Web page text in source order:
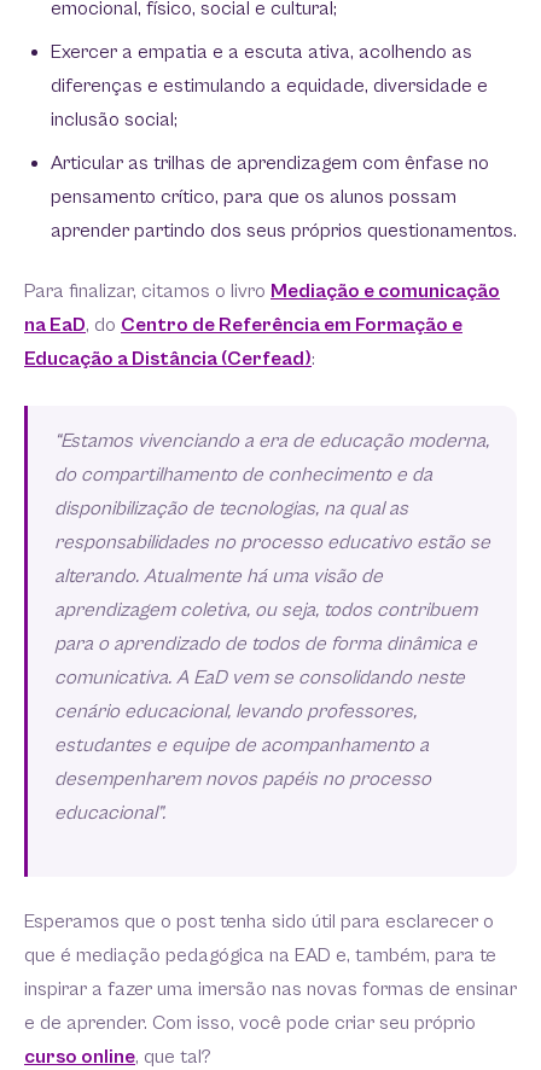
emocional, físico, social e cultural;
Exercer a empatia e a escuta ativa, acolhendo as
diferenças e estimulando a equidade, diversidade e
inclusão social;
Articular as trilhas de aprendizagem com ênfase no
pensamento crítico, para que os alunos possam
aprender partindo dos seus próprios questionamentos.
Para finalizar, citamos o livro Mediação e comunicação
na EaD, do Centro de Referência em Formação e
Educação a Distância (Cerfead):
“Estamos vivenciando a era de educação moderna,
do compartilhamento de conhecimento e da
disponibilização de tecnologias, na qual as
responsabilidades no processo educativo estão se
alterando. Atualmente há uma visão de
aprendizagem coletiva, ou seja, todos contribuem
para o aprendizado de todos de forma dinâmica e
comunicativa. A EaD vem se consolidando neste
cenário educacional, levando professores,
estudantes e equipe de acompanhamento a
desempenharem novos papéis no processo
educacional”.
Esperamos que o post tenha sido útil para esclarecer o
que é mediação pedagógica na EAD e, também, para te
inspirar a fazer uma imersão nas novas formas de ensinar
e de aprender. Com isso, você pode criar seu próprio
curso online, que tal?